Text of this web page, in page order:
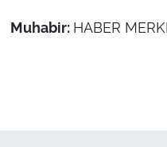
Muhabir: HABER
English News